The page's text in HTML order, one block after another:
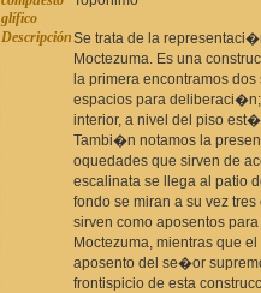
glífico
DescripciónSe trata de la
Moctezuma. Es una
la primera encontramos
espacios para
interior, a nivel del piso
Tambi�n notamos la
oquedades que sirven de
escalinata se llega al patio
fondo se miran a su vez
sirven como aposentos
Moctezuma, mientras que
aposento del se�or
frontispicio de esta